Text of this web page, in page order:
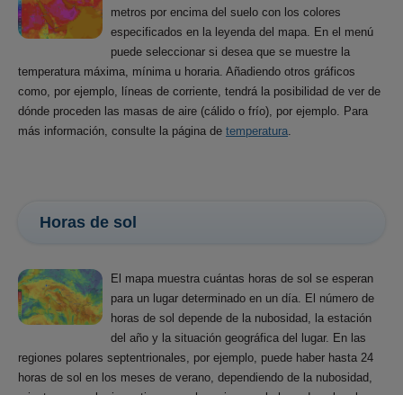
metros por encima del suelo con los colores
especificados en la leyenda del mapa. En el menú
puede seleccionar si desea que se muestre la
temperatura máxima, mínima u horaria. Añadiendo otros gráficos
como, por ejemplo, líneas de corriente, tendrá la posibilidad de ver de
dónde proceden las masas de aire (cálido o frío), por ejemplo. Para
más información, consulte la página de temperatura
Horas de sol
El mapa muestra cuántas horas de sol se esperan
para un lugar determinado en un día. El número de
horas de sol depende de la nubosidad, la estación
del año y la situación geográfica del lugar. En las
regiones polares septentrionales, por ejemplo, puede haber hasta 24
horas de sol en los meses de verano, dependiendo de la nubosidad,